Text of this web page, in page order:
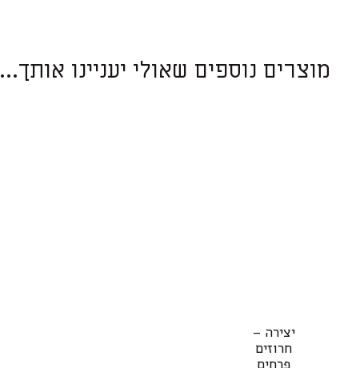
מוצרים נוספים שאולי יעניינו אותך...
יצירה –
חרוזים
פרחים